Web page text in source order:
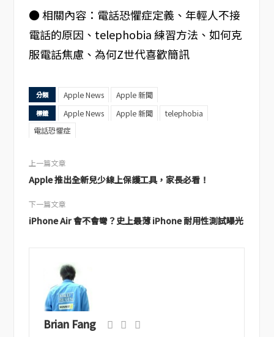
● 相關內容：電話恐懼症定義、年輕人不接
電話的原因、telephobia 練習方法、如何克
服電話焦慮、為何Z世代喜歡簡訊
分類 Apple News Apple 新聞
標籤 Apple News Apple 新聞
telephobia
電話恐懼症
上一篇文章
Apple 推出全新兒少線上保護工具，家長必看！
下一篇文章
iPhone Air 會不會彎？史上最薄 iPhone 耐用性測試曝光
Brian Fang